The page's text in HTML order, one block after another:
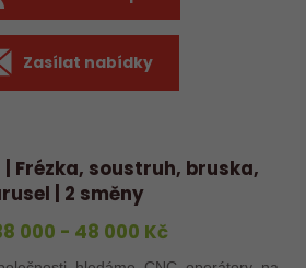
Zasílat nabídky
Frézka, soustruh, bruska,
| 2 směny
000 - 48 000 Kč